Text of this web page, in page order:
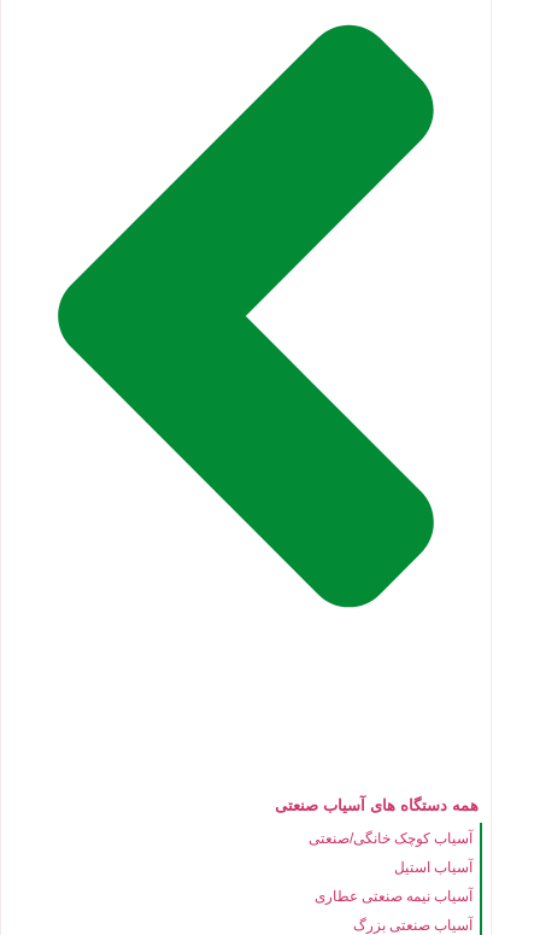
همه دستگاه های آسیاب صنعتی
آسیاب کوچک خانگی/صنعتی
آسیاب استیل
آسیاب نیمه صنعتی عطاری
آسیاب صنعتی بزرگ